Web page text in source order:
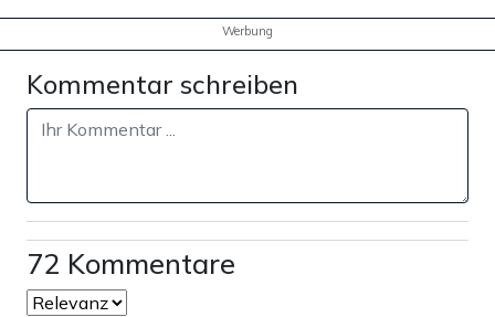
Werbung
Kommentar schreiben
72 Kommentare